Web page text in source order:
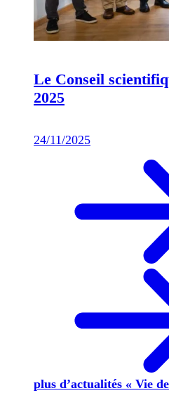
Le Conseil
2025
24/11/2025
plus d’actualités « Vie